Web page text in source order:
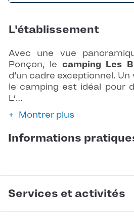
L'établissement
Avec une vue
Ponçon, le camping Les
d’un cadre exceptionnel.
le camping est idéal pour
L’…
Montrer plus
Informations
Services et activités